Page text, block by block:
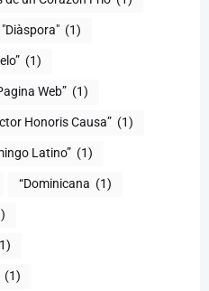
(1)
(1)
Web” (1)
Honoris Causa” (1)
Latino” (1)
“Dominicana (1)
(1)